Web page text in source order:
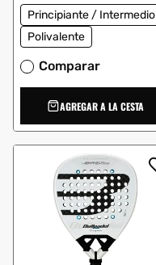
Principiante / Intermedio
Polivalente
Comparar
AGREGAR A LA CESTA